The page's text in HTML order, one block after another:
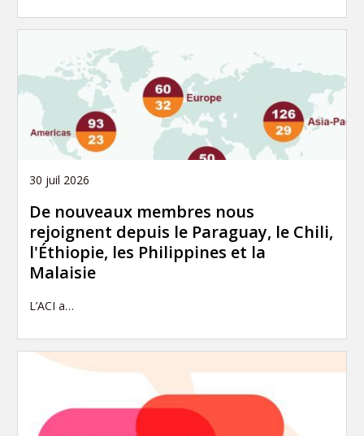
30 juil 2026
De nouveaux membres nous
rejoignent depuis le Paraguay, le Chili,
l'Éthiopie, les Philippines et la
Malaisie
L’ACI a…